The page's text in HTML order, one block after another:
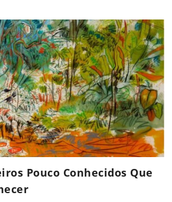
Pouco Conhecidos Que